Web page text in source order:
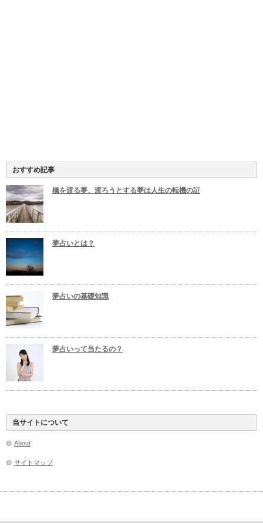
おすすめ記事
橋を渡る夢、渡ろうとする夢は人生の転機の証
夢占いとは？
夢占いの基礎知識
夢占いって当たるの？
当サイトについて
About
サイトマップ